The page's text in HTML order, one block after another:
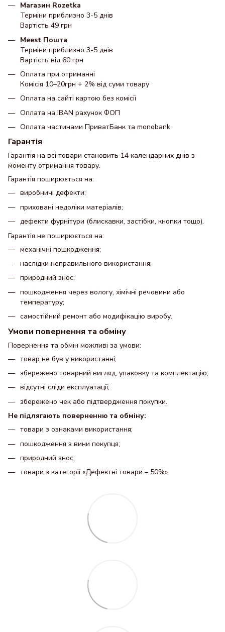
Магазин Rozetka
Терміни приблизно 3-5 днів
Вартість 49 грн
Meest Пошта
Терміни приблизно 3-5 днів
Вартість від 60 грн
Оплата при отриманні
Комісія 10–20грн + 2% від суми товару
Оплата на сайті картою без комісії
Оплата на IBAN рахунок ФОП
Оплата частинами ПриватБанк та monobank
Гарантія
Гарантія на всі товари становить 14 календарних днів з
моменту отримання товару.
Гарантія поширюється на:
виробничі дефекти;
приховані недоліки матеріалів;
дефекти фурнітури (блискавки, застібки, кнопки тощо).
Гарантія не поширюється на:
механічні пошкодження;
наслідки неправильного використання;
природний знос;
пошкодження через вологу, хімічні речовини або
температуру;
самостійний ремонт або модифікацію виробу.
Умови повернення та обміну
Повернення та обмін можливі за умови:
товар не був у використанні;
збережено товарний вигляд, упаковку та комплектацію;
відсутні сліди експлуатації;
збережено чек або підтвердження покупки.
Не підлягають поверненню та обміну:
товари з ознаками використання;
пошкодження з вини покупця;
природний знос;
товари з категорії «Дефектні товари – 50%»